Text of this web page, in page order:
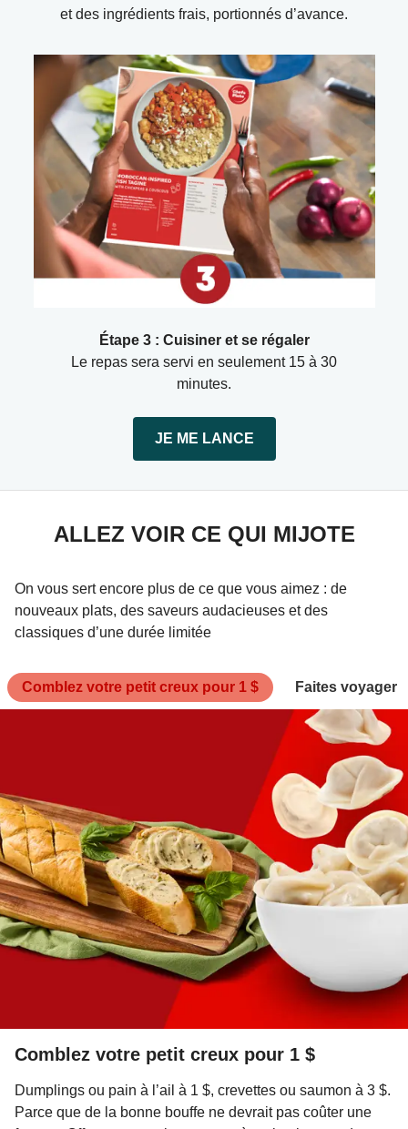
et des ingrédients frais, portionnés d’avance.
Étape 3 : Cuisiner et se régaler
Le repas sera servi en seulement 15 à 30
minutes.
JE ME LANCE
ALLEZ VOIR CE QUI MIJOTE
On vous sert encore plus de ce que vous aimez : de
nouveaux plats, des saveurs audacieuses et des
classiques d’une durée limitée
Comblez votre petit creux pour 1 $ Faites voyager
Comblez votre petit creux pour 1 $
Dumplings ou pain à l’ail à 1 $, crevettes ou saumon à 3 $.
Parce que de la bonne bouffe ne devrait pas coûter une